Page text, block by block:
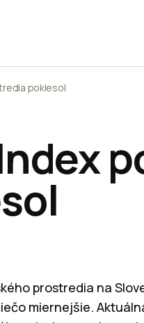
poklesol
prostredia na
miernejšie.